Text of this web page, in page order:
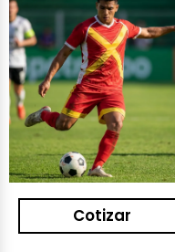
Cotizar